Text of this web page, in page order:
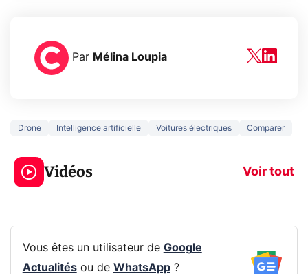
Par Mélina Loupia
Drone Intelligence artificielle Voitures électriques Comparer
Vidéos Voir tout
3 écrans en 1 pour
319€ ? Voici L'AOC
CQ32G4ZA !
5
prochaine
Vous êtes un utilisateur de Google
Actualitésou de WhatsApp?